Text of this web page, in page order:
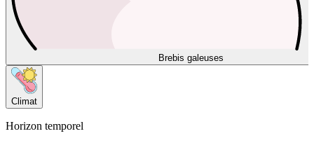
Brebis galeuses
Climat
Horizon temporel